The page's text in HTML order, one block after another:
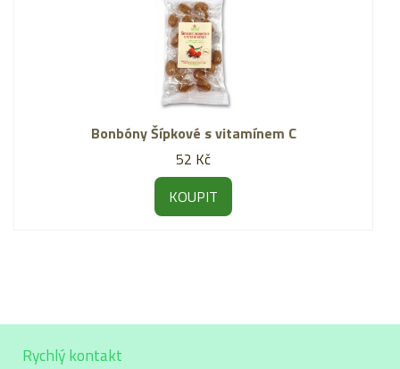
Bonbóny Šípkové s vitamínem C
52 Kč
KOUPIT
Rychlý kontakt